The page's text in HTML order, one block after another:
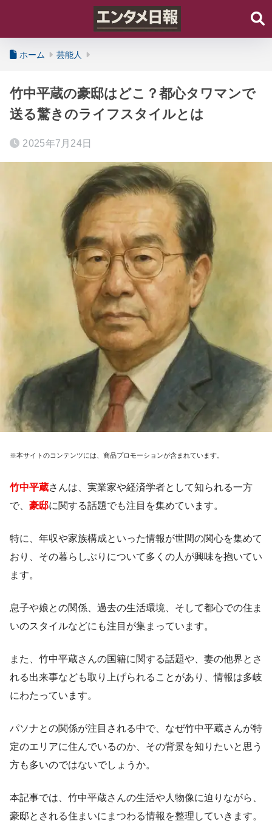
ホーム 芸能人
竹中平蔵の豪邸はどこ？都心タワマンで
送る驚きのライフスタイルとは
2025年7月24日
※本サイトのコンテンツには、商品プロモーションが含まれています。
竹中平蔵さんは、実業家や経済学者として知られる一方
で、 豪邸に関する話題でも注目を集めています。
特に、年収や家族構成といった情報が世間の関心を集めて
おり、その暮らしぶりについて多くの人が興味を抱いてい
ます。
息子や娘との関係、過去の生活環境、そして都心での住ま
いのスタイルなどにも注目が集まっています。
また、竹中平蔵さんの国籍に関する話題や、妻の他界とさ
れる出来事なども取り上げられることがあり、情報は多岐
にわたっています。
パソナとの関係が注目される中で、なぜ竹中平蔵さんが特
定のエリアに住んでいるのか、その背景を知りたいと思う
方も多いのではないでしょうか。
本記事では、竹中平蔵さんの生活や人物像に迫りながら、
豪邸とされる住まいにまつわる情報を整理していきます。